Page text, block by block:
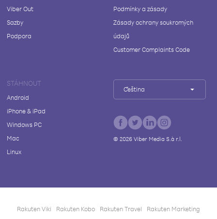
Viber Out
Sazby
Podpora
Podmínky a zásady
Zásady ochrany soukromých
údajů
Customer Complaints Code
STÁHNOUT
Android
iPhone & iPad
Windows PC
Mac
Linux
Čeština
© 2026Viber Media S.à r.l.
Rakuten Viki Rakuten Kobo Rakuten Travel Rakuten Marketing